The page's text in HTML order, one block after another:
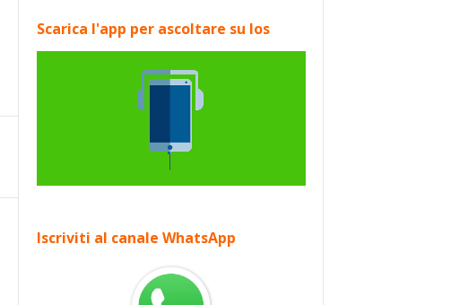
Scarica l'app per ascoltare su Ios
Iscriviti al canale WhatsApp